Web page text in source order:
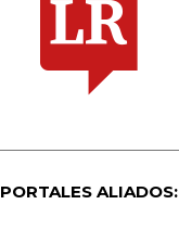
PORTALES ALIADOS: